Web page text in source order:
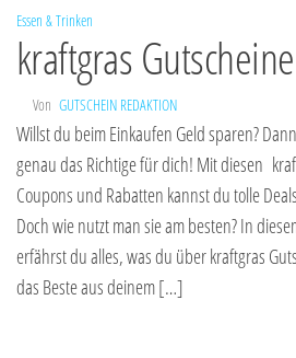
Essen & Trinken
kraftgras Gutscheine
Von GUTSCHEIN REDAKTION
Willst du beim Einkaufen Geld sparen?
genau das Richtige für dich! Mit diesen
Coupons und Rabatten kannst du tolle
Doch wie nutzt man sie am besten? In
erfährst du alles, was du über kraftgras
das Beste aus deinem […]